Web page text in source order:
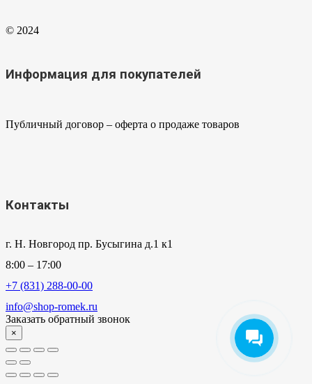
© 2024
Информация для покупателей
Публичный договор – оферта о продаже товаров
Контакты
г. Н. Новгород пр. Бусыгина д.1 к1
8:00 – 17:00
+7 (831) 288-00-00
info@shop-romek.ru
Заказать обратный звонок
×